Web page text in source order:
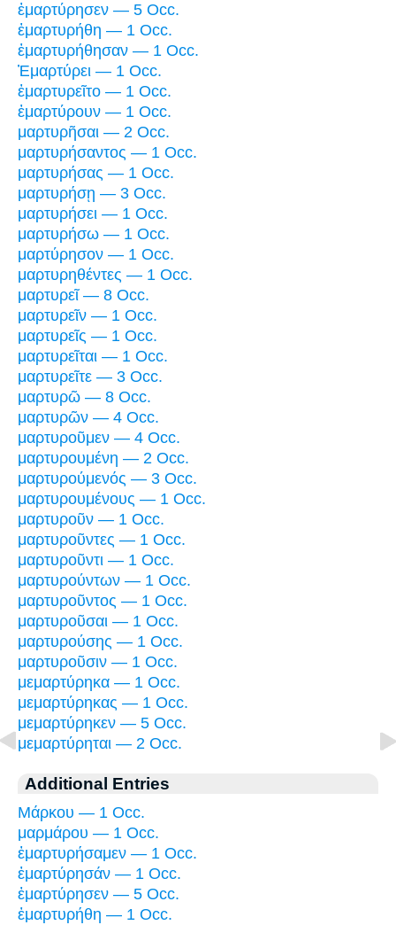
ἐμαρτύρησεν — 5 Occ.
ἐμαρτυρήθη — 1 Occ.
ἐμαρτυρήθησαν — 1 Occ.
Ἐμαρτύρει — 1 Occ.
ἐμαρτυρεῖτο — 1 Occ.
ἐμαρτύρουν — 1 Occ.
μαρτυρῆσαι — 2 Occ.
μαρτυρήσαντος — 1 Occ.
μαρτυρήσας — 1 Occ.
μαρτυρήσῃ — 3 Occ.
μαρτυρήσει — 1 Occ.
μαρτυρήσω — 1 Occ.
μαρτύρησον — 1 Occ.
μαρτυρηθέντες — 1 Occ.
μαρτυρεῖ — 8 Occ.
μαρτυρεῖν — 1 Occ.
μαρτυρεῖς — 1 Occ.
μαρτυρεῖται — 1 Occ.
μαρτυρεῖτε — 3 Occ.
μαρτυρῶ — 8 Occ.
μαρτυρῶν — 4 Occ.
μαρτυροῦμεν — 4 Occ.
μαρτυρουμένη — 2 Occ.
μαρτυρούμενός — 3 Occ.
μαρτυρουμένους — 1 Occ.
μαρτυροῦν — 1 Occ.
μαρτυροῦντες — 1 Occ.
μαρτυροῦντι — 1 Occ.
μαρτυρούντων — 1 Occ.
μαρτυροῦντος — 1 Occ.
μαρτυροῦσαι — 1 Occ.
μαρτυρούσης — 1 Occ.
μαρτυροῦσιν — 1 Occ.
μεμαρτύρηκα — 1 Occ.
μεμαρτύρηκας — 1 Occ.
μεμαρτύρηκεν — 5 Occ.
μεμαρτύρηται — 2 Occ.
Additional Entries
Μάρκου — 1 Occ.
μαρμάρου — 1 Occ.
ἐμαρτυρήσαμεν — 1 Occ.
ἐμαρτύρησάν — 1 Occ.
ἐμαρτύρησεν — 5 Occ.
ἐμαρτυρήθη — 1 Occ.